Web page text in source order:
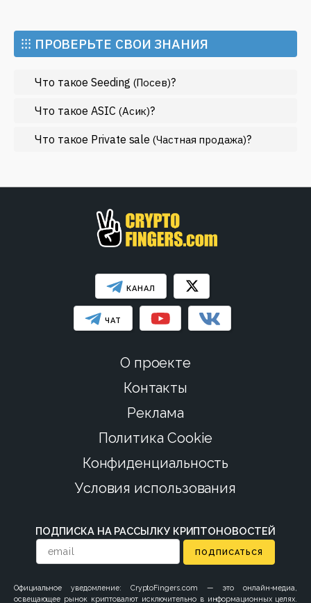
Майнинг
Метавселенные
Регулирование
Рынок и события
Экономика
МЕНЬШЕ
⁝⁝⁝ ПРОВЕРЬТЕ СВОИ ЗНАНИЯ
Что такое Seeding (Посев)?
Что такое ASIC (Асик)?
Что такое Private sale(Частная продажа)?
КАНАЛ
ЧАТ
О проекте
Контакты
Реклама
Политика Cookie
Конфиденциальность
Условия использования
ПОДПИСКА НА РАССЫЛКУ КРИПТОНОВОСТЕЙ
ПОДПИСАТЬСЯ
Официальное уведомление: CryptoFingers.com — это онлайн-медиа,
освещающее рынок криптовалют исключительно в информационных целях.